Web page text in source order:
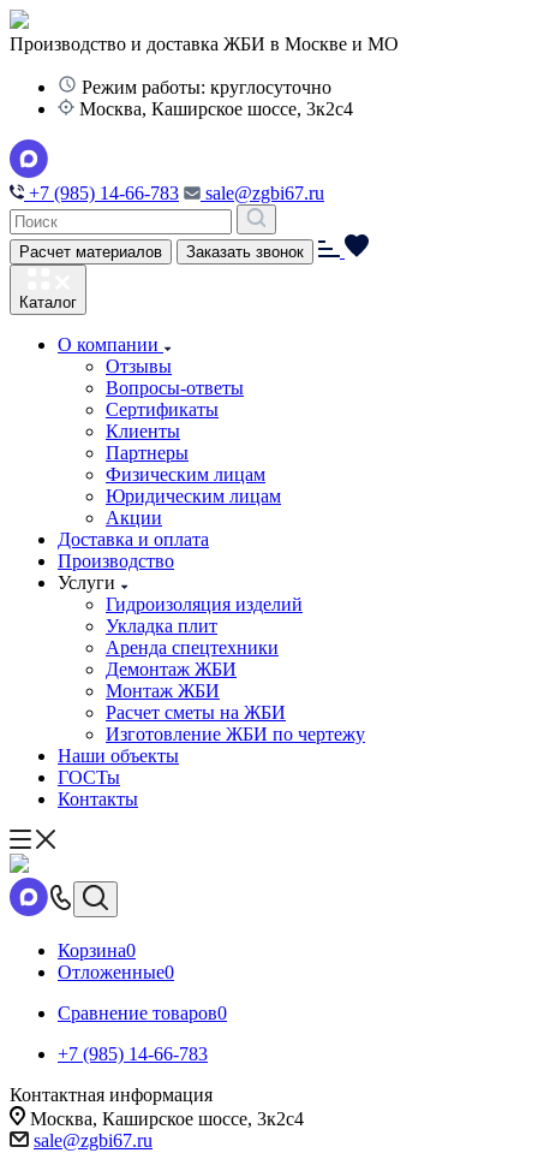
Производство и доставка ЖБИ в Москве и МО
Режим работы: круглосуточно
Москва, Каширское шоссе, 3к2с4
+7 (985) 14-66-783 sale@zgbi67.ru
Расчет материалов Заказать звонок
Каталог
О компании
Отзывы
Вопросы-ответы
Сертификаты
Клиенты
Партнеры
Физическим лицам
Юридическим лицам
Акции
Доставка и оплата
Производство
Услуги
Гидроизоляция изделий
Укладка плит
Аренда спецтехники
Демонтаж ЖБИ
Монтаж ЖБИ
Расчет сметы на ЖБИ
Изготовление ЖБИ по чертежу
Наши объекты
ГОСТы
Контакты
Корзина0
Отложенные0
Сравнение товаров0
+7 (985) 14-66-783
Контактная информация
Москва, Каширское шоссе, 3к2с4
sale@zgbi67.ru